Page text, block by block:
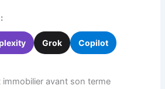
Grok Copilot
immobilier avant son terme